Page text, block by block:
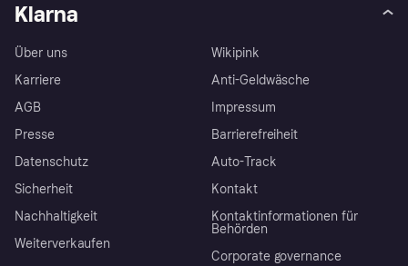
Klarna
Über uns
Karriere
AGB
Presse
Datenschutz
Sicherheit
Nachhaltigkeit
Weiterverkaufen
Wikipink
Anti-Geldwäsche
Impressum
Barrierefreiheit
Auto-Track
Kontakt
Kontaktinformationen für
Behörden
Corporate governance